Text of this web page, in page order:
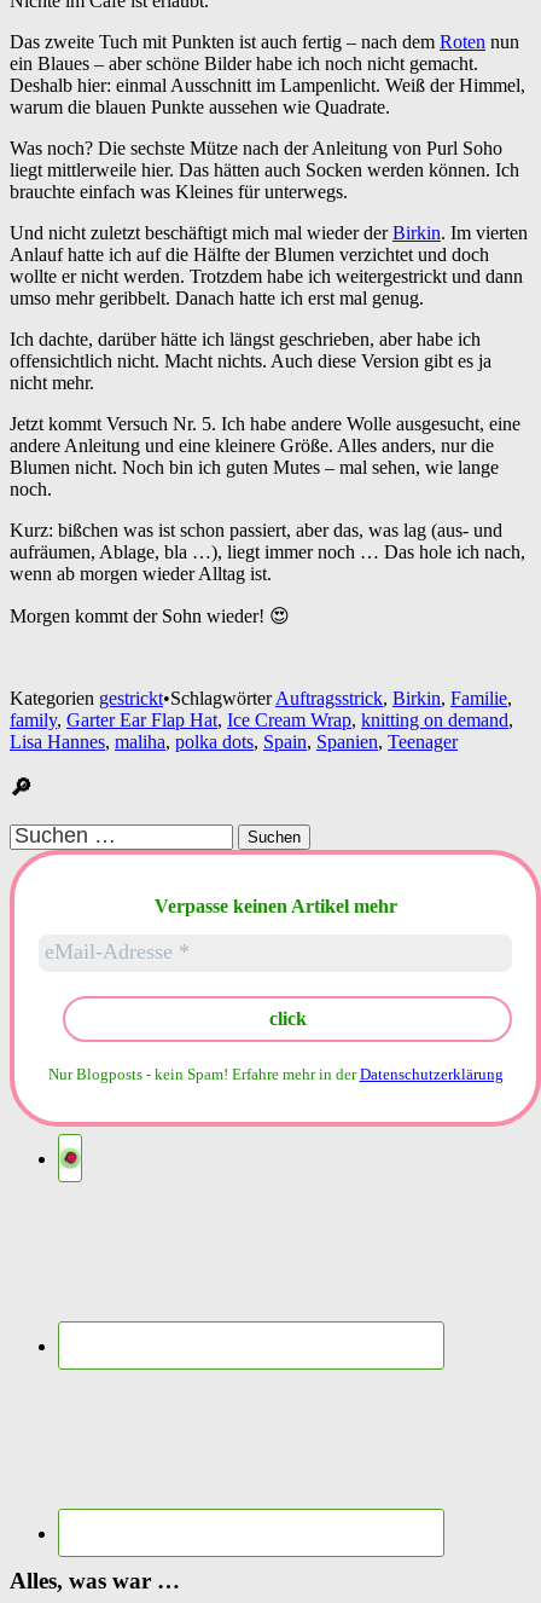
Das zweite Tuch mit Punkten ist auch fertig – nach dem Roten nun
ein Blaues – aber schöne Bilder habe ich noch nicht gemacht.
Deshalb hier: einmal Ausschnitt im Lampenlicht. Weiß der Himmel,
warum die blauen Punkte aussehen wie Quadrate.
Was noch? Die sechste Mütze nach der Anleitung von Purl Soho
liegt mittlerweile hier. Das hätten auch Socken werden können. Ich
brauchte einfach was Kleines für unterwegs.
Und nicht zuletzt beschäftigt mich mal wieder derBirkin. Im vierten
Anlauf hatte ich auf die Hälfte der Blumen verzichtet und doch
wollte er nicht werden. Trotzdem habe ich weitergestrickt und dann
umso mehr geribbelt. Danach hatte ich erst mal genug.
Ich dachte, darüber hätte ich längst geschrieben, aber habe ich
offensichtlich nicht. Macht nichts. Auch diese Version gibt es ja
nicht mehr.
Jetzt kommt Versuch Nr. 5. Ich habe andere Wolle ausgesucht, eine
andere Anleitung und eine kleinere Größe. Alles anders, nur die
Blumen nicht. Noch bin ich guten Mutes – mal sehen, wie lange
noch.
Kurz: bißchen was ist schon passiert, aber das, was lag (aus- und
aufräumen, Ablage, bla …), liegt immer noch … Das hole ich nach,
wenn ab morgen wieder Alltag ist.
Morgen kommt der Sohn wieder! 😍
Kategorien gestrickt•SchlagwörterAuftragsstrick, Birkin, Familie,
family, Garter Ear Flap Hat, Ice Cream Wrap, knitting on demand,
Lisa Hannes, maliha, polka dots, Spain, Spanien, Teenager
🔎
Suchen
nach:
Verpasse keinen Artikel mehr
Nur Blogposts - kein Spam! Erfahre mehr in derDatenschutzerklärung
Alles, was war …